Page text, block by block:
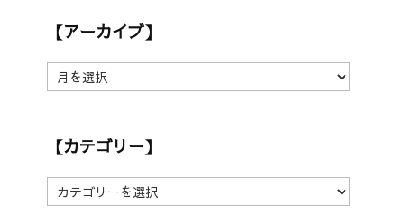
【アーカイブ】
ア
イ
】
【カテゴリー】
【
カ